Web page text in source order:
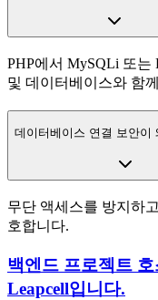
PHP에서 MySQLi 또는
및 데이터베이스와 함
데이터베이스 연결 보안이
무단 액세스를 방지하
호합니다.
백엔드 프로젝트
Leapcell입니다.